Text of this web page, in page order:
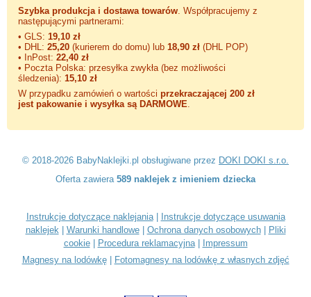
Szybka produkcja i dostawa towarów . Współpracujemy z
następującymi partnerami:
• GLS: 19,10 zł
• DHL: 25,20 (kurierem do domu) lub 18,90 zł (DHL POP)
• InPost: 22,40 zł
• Poczta Polska: przesyłka zwykła (bez możliwości
śledzenia): 15,10 zł
W przypadku zamówień o wartości przekraczającej 200 zł
jest pakowanie i wysyłka są DARMOWE
© 2018-2026 BabyNaklejki.pl obsługiwane przez DOKI DOKI s.r.o.
Oferta zawiera 589 naklejek z imieniem dziecka
Instrukcje dotyczące naklejania|
Instrukcje dotyczące usuwania
naklejek| Warunki handlowe| Ochrona danych osobowych|
Pliki
cookie| Procedura reklamacyjna|
Impressum
Magnesy na lodówkę| Fotomagnesy na lodówkę z własnych zdjęć